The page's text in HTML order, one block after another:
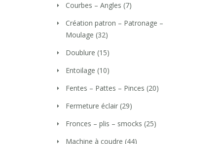
Courbes – Angles (7)
Création patron – Patronage –
Moulage (32)
Doublure (15)
Entoilage (10)
Fentes – Pattes – Pinces (20)
Fermeture éclair (29)
Fronces – plis – smocks (25)
Machine à coudre (44)